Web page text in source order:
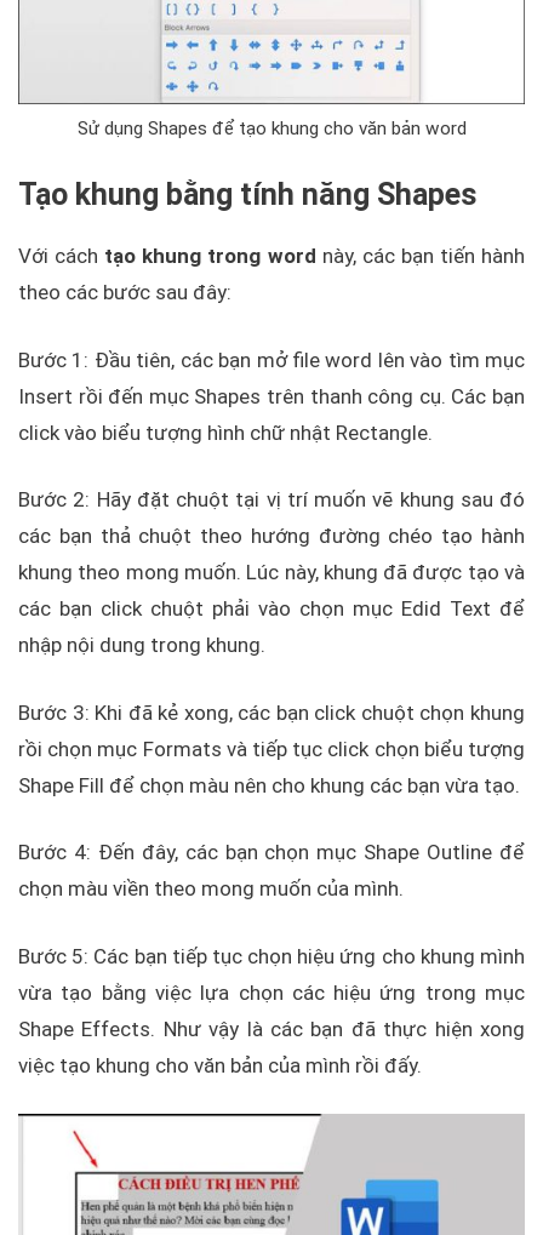
Sử dụng Shapes để tạo khung cho văn bản word
Tạo khung bằng tính năng Shapes
Với cách tạo khung trong word này, các bạn tiến hành
theo các bước sau đây:
Bước 1: Đầu tiên, các bạn mở file word lên vào tìm mục
Insert rồi đến mục Shapes trên thanh công cụ. Các bạn
click vào biểu tượng hình chữ nhật Rectangle.
Bước 2: Hãy đặt chuột tại vị trí muốn vẽ khung sau đó
các bạn thả chuột theo hướng đường chéo tạo hành
khung theo mong muốn. Lúc này, khung đã được tạo và
các bạn click chuột phải vào chọn mục Edid Text để
nhập nội dung trong khung.
Bước 3: Khi đã kẻ xong, các bạn click chuột chọn khung
rồi chọn mục Formats và tiếp tục click chọn biểu tượng
Shape Fill để chọn màu nên cho khung các bạn vừa tạo.
Bước 4: Đến đây, các bạn chọn mục Shape Outline để
chọn màu viền theo mong muốn của mình.
Bước 5: Các bạn tiếp tục chọn hiệu ứng cho khung mình
vừa tạo bằng việc lựa chọn các hiệu ứng trong mục
Shape Effects. Như vậy là các bạn đã thực hiện xong
việc tạo khung cho văn bản của mình rồi đấy.